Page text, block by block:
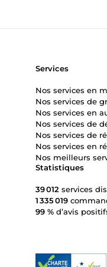
Statistiques
39 012 services
1 335 019
99 % d’avis
Services
Nos services en
Nos services de
Nos services en
Nos services de
Nos services de
Nos services en
Nos meilleurs